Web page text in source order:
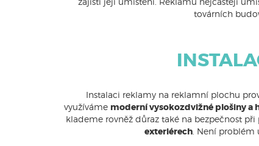
továrních
Instalaci reklamy na reklamní plochu
využíváme moderní vysokozdvižné plošiny a
klademe rovněž důraz také na bezpečnost
exteriérech . Není